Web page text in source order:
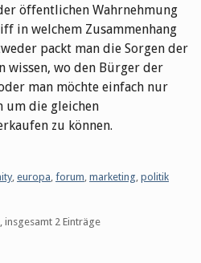
öffentlichen Wahrnehmung
in welchem Zusammenhang
packt man die Sorgen der
wissen, wo den Bürger der
man möchte einfach nur
um die gleichen
zu können.
, europa, forum, marketing, politik
insgesamt 2 Einträge